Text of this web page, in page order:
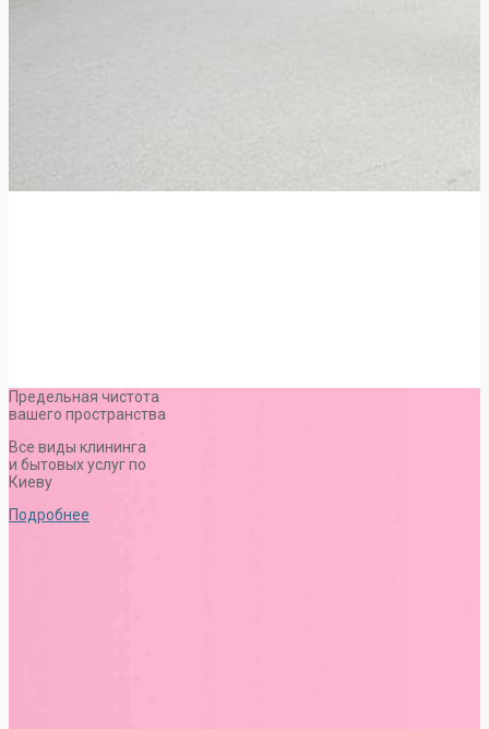
Предельная чистота
вашего пространства
Все виды клининга
и бытовых услуг по
Киеву
Подробнее